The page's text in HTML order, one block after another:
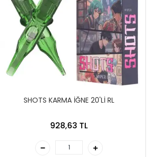
SHOTS KARMA İĞNE 20'Lİ RL
928,63 TL